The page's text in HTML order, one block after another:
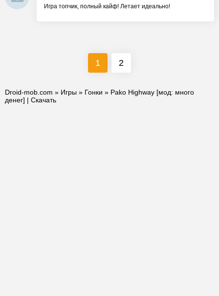
Игра топчик, полный кайф! Летает идеально!
1 2
Droid-mob.com » Игры » Гонки » Pako Highway [мод: много
денег] | Скачать